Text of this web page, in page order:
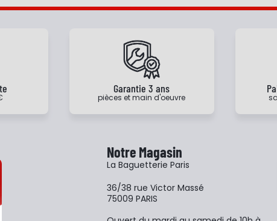
Garantie 3 ans
pièces et main d'oeuvre
Notre Magasin
La Baguetterie Paris
36/38 rue Victor Massé
75009 PARIS